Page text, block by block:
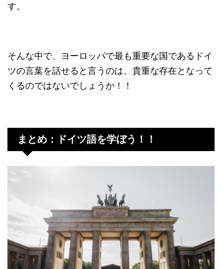
す。
そんな中で、ヨーロッパで最も重要な国であるドイ
ツの言葉を話せると言うのは、貴重な存在となって
くるのではないでしょうか！！
まとめ：ドイツ語を学ぼう！！